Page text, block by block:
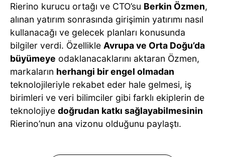
Rierino kurucu ortağı ve CTO’su Berkin Özmen,
alınan yatırım sonrasında girişimin yatırımı nasıl
kullanacağı ve gelecek planları konusunda
bilgiler verdi. Özellikle Avrupa ve Orta Doğu’da
büyümeye odaklanacaklarını aktaran Özmen,
markaların herhangi bir engel olmadan
teknolojileriyle rekabet eder hale gelmesi, iş
birimleri ve veri bilimciler gibi farklı ekiplerin de
teknolojiye doğrudan katkı sağlayabilmesinin
Rierino’nun ana vizonu olduğunu paylaştı.